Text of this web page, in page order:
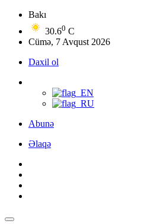
Bakı
30.60 C
Cümə, 7 Avqust 2026
Daxil ol
Abunə
Əlaqə